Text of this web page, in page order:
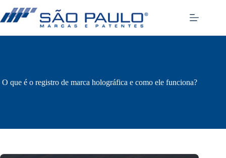
para
o
O que é o registro de marca holográfica e como ele funciona?